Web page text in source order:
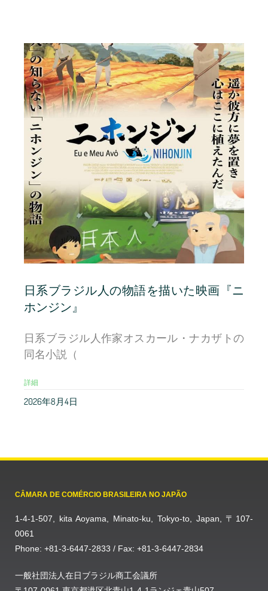
日系ブラジル人の物語を描いた映画『ニ
ホンジン』
日系ブラジル人作家オスカール・ナカザトの
同名小説（
詳細
2026年8月4日
CÂMARA DE COMÉRCIO BRASILEIRA NO JAPÃO
1-4-1-507, kita Aoyama, Minato-ku, Tokyo-to, Japan, 〒107-
0061
Phone: +81-3-6447-2833 / Fax: +81-3-6447-2834
一般社団法人在日ブラジル商工会議所